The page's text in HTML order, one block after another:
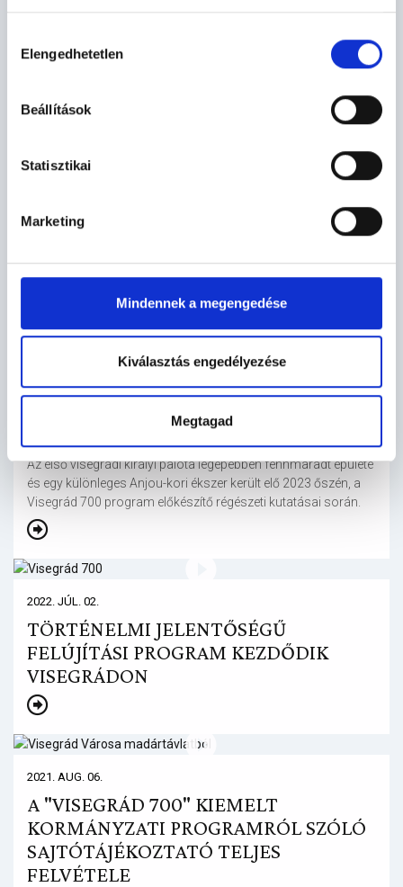
kiválasztása
Elengedhetetlen
Beállítások
Statisztikai
Marketing
Mindennek a megengedése
Kiválasztás engedélyezése
Megtagad
RÉGÉSZETI SZENZÁCIÓ VISEGRÁDON
A szakemberek a különleges leleteket nemrég egy teniszpálya
alatt feltárt kolostor maradványai közt találták meg.
2024. MÁR. 01.
Mátyás király születésének napján elindult a Visegrád
Reneszánsza program facebook oldala! A magyar kormány
rekonstrukciója is megvalósul.
A KIRÁLYNÉ KÚRIÁJA
Az első visegrádi királyi palota legépebben fennmaradt épülete
és egy különleges Anjou-kori ékszer került elő 2023 őszén, a
Visegrád 700 program előkészítő régészeti kutatásai során.
2022. JÚL. 02.
TÖRTÉNELMI JELENTŐSÉGŰ
FELÚJÍTÁSI PROGRAM KEZDŐDIK
VISEGRÁDON
2021. AUG. 06.
A "VISEGRÁD 700" KIEMELT
KORMÁNYZATI PROGRAMRÓL SZÓLÓ
SAJTÓTÁJÉKOZTATÓ TELJES
FELVÉTELE